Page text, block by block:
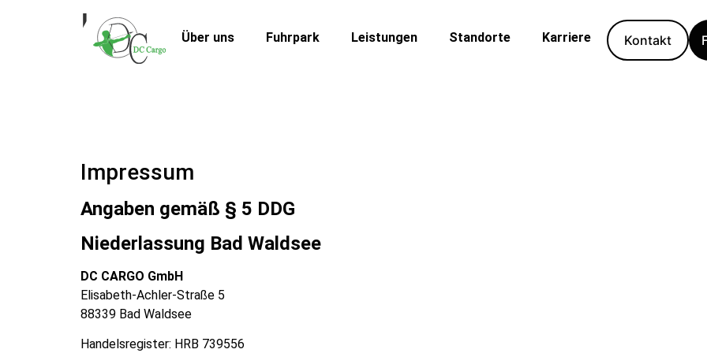
Über uns Fuhrpark Leistungen Standorte Karriere Kontakt
Impressum
Impressum
Angaben gemäß § 5 DDG
Niederlassung Bad Waldsee
DC CARGO GmbH
Elisabeth-Achler-Straße 5
88339 Bad Waldsee
Handelsregister: HRB 739556